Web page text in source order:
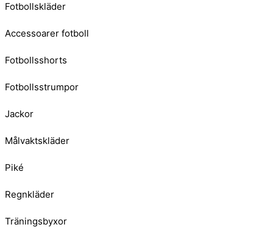
Fotbollskläder
Accessoarer fotboll
Fotbollsshorts
Fotbollsstrumpor
Jackor
Målvaktskläder
Piké
Regnkläder
Träningsbyxor